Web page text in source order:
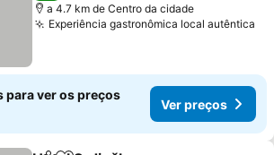
a 4.7 km de Centro da cidade
Experiência gastronômica local autêntica
para ver os preços
Ver preços